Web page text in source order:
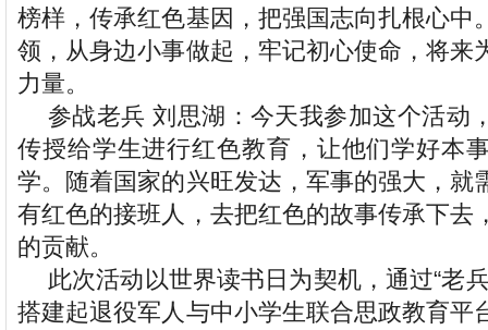
榜样，传承红色基因，把强国志向扎根心中
领，从身边小事做起，牢记初心使命，将来
力量。
参战老兵 刘思湖：今天我参加这个活动
传授给学生进行红色教育，让他们学好本
学。随着国家的兴旺发达，军事的强大，就
有红色的接班人，去把红色的故事传承下去
的贡献。
此次活动以世界读书日为契机，通过“老
搭建起退役军人与中小学生联合思政教育平